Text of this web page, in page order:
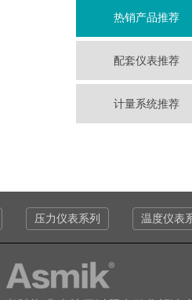
热销产品推荐
配套仪表推荐
计量系统推荐
压力仪表系列 温度仪表